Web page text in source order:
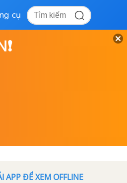
cụ
APP ĐỂ XEM OFFLINE